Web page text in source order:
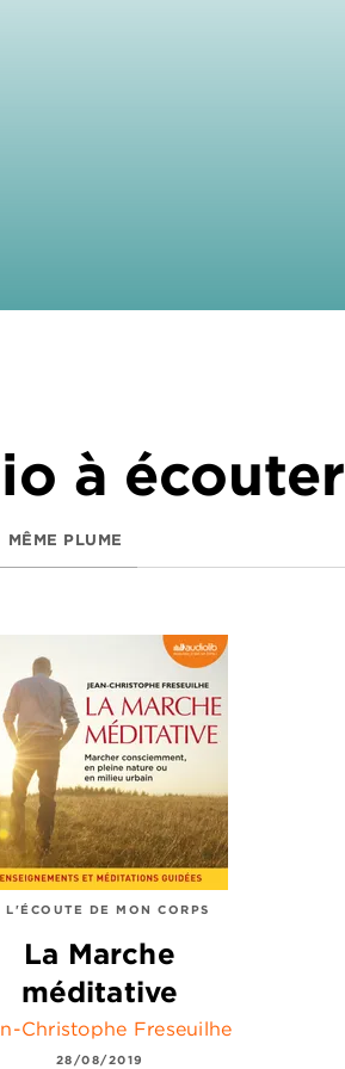
à écouter
MÊME PLUME
L'ÉCOUTE DE MON CORPS
La Marche
méditative
Christophe Freseuilhe
28/08/2019